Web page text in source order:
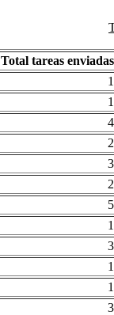
Total tareas enviadas
1
1
4
2
3
2
5
1
3
1
1
3